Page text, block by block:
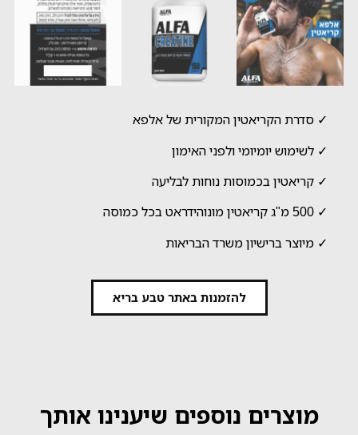
✓ סדרת הקריאטין המקורית של אלפא
✓ לשימוש יומיומי ולפני האימון
✓ קריאטין בכמוסות נוחות לבליעה
✓ 500 מ"ג קריאטין מונוהידראט בכל כמוסה
✓ מיוצר ברישיון משרד הבריאות
להזמנות באתר טבע בריא
מוצרים נוספים שיענינו אותך